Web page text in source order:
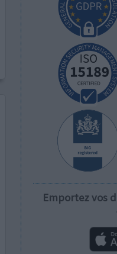
Emportez vos